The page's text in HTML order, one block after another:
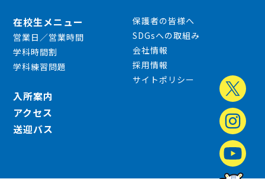
在校生メニュー
営業日／営業時間
学科時間割
学科練習問題
入所案内
アクセス
送迎バス
保護者の皆様へ
SDGsへの取組み
会社情報
採用情報
サイトポリシー